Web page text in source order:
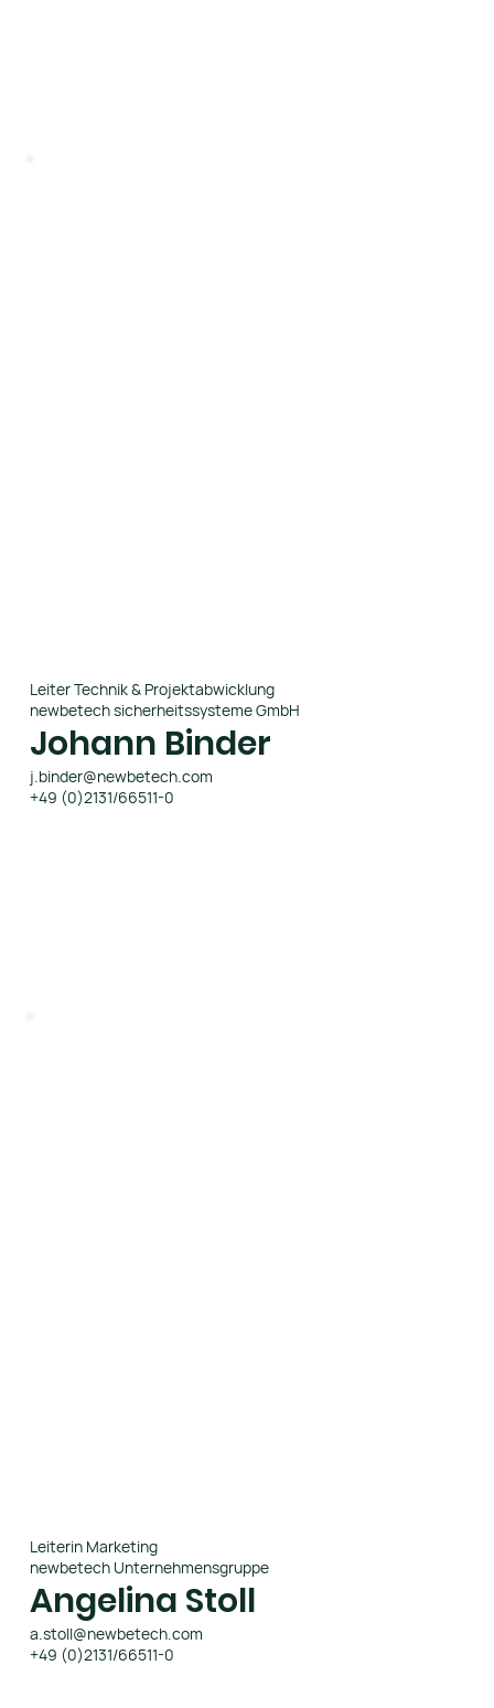
Leiter Technik & Projektabwicklung
newbetech sicherheitssysteme GmbH
Johann Binder
j.binder@newbetech.com
+49 (0)2131/66511-0
Leiterin Marketing
newbetech Unternehmensgruppe
Angelina Stoll
a.stoll@newbetech.com
+49 (0)2131/66511-0